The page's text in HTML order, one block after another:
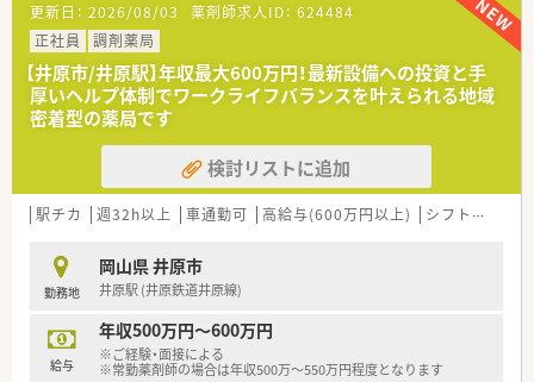
更新日： 2026/08/03 薬剤師求人ID： 624484
正社員
調剤薬局
【井原市/井原駅】年収最大600万円！最新設備への投資と手
厚いヘルプ体制でワークライフバランスを叶えられる地域
密着型の薬局です
検討リストに追加
駅チカ 週32h以上 車通勤可 高給与(600万円以上) シフト制
勤務地
岡山県 井原市
井原駅 (井原鉄道井原線)
給与
年収500万円～600万円
※ご経験・面接による
※常勤薬剤師の場合は年収500万～550万円程度となります